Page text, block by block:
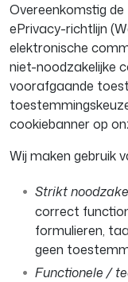
Overeenkomstig
ePrivacy-richtlijn
elektronische
niet-noodzakelijke
voorafgaande
cookiebanner op
Wij maken gebruik
Strikt
correct
formulieren,
geen
Functionele /